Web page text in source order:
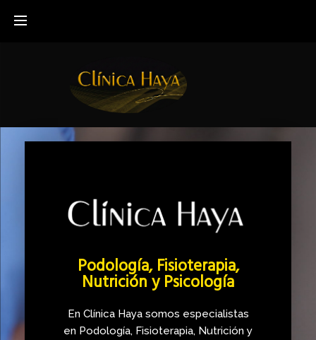
Podología, Fisioterapia,
Nutrición y Psicología
En Clínica Haya somos especialistas
en Podología, Fisioterapia, Nutrición y